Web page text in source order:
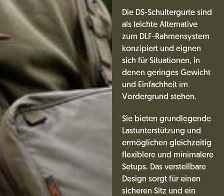
Die DS-Schultergurte sind
als leichte Alternative
zum DLF-Rahmensystem
konzipiert und eignen
sich für Situationen, in
denen geringes Gewicht
und Einfachheit im
Vordergrund stehen.
Sie bieten grundlegende
Lastunterstützung und
ermöglichen gleichzeitig
flexiblere und minimalere
Setups. Das verstellbare
Design sorgt für einen
sicheren Sitz und ein